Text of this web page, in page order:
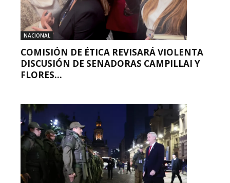
NACIONAL
COMISIÓN DE ÉTICA REVISARÁ VIOLENTA
DISCUSIÓN DE SENADORAS CAMPILLAI Y
FLORES...